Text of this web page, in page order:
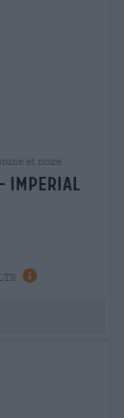
et noire
imperial